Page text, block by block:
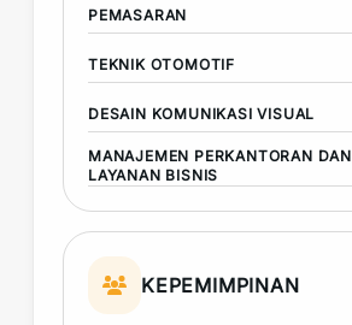
PEMASARAN
TEKNIK OTOMOTIF
DESAIN KOMUNIKASI VISUAL
MANAJEMEN PERKANTORAN DAN
LAYANAN BISNIS
KEPEMIMPINAN